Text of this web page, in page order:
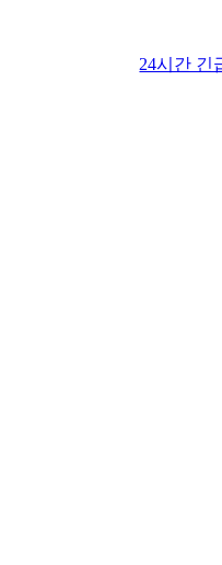
24시간 긴